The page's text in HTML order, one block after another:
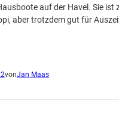
auf der Havel. Sie ist
aber trotzdem gut für
vonJan Maas